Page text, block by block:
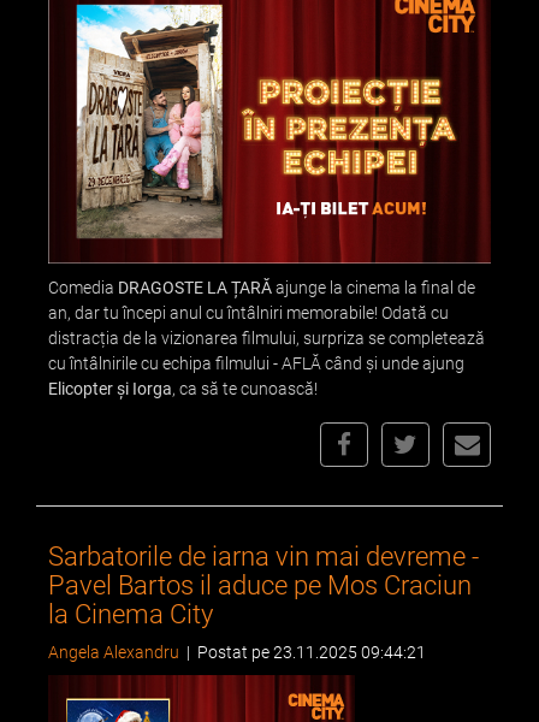
Comedia DRAGOSTE LA ȚARĂajunge la cinema la final de
an, dar tu începi anul cu întâlniri memorabile! Odată cu
distracția de la vizionarea filmului, surpriza se completează
cu întâlnirile cu echipa filmului - AFLĂ când și unde ajung
Elicopter și Iorga, ca să te cunoască!
Sarbatorile de iarna vin mai devreme -
Pavel Bartos il aduce pe Mos Craciun
la Cinema City
Angela Alexandru | Postat pe 23.11.2025 09:44:21